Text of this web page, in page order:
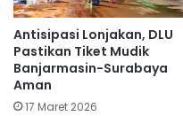
Antisipasi Lonjakan, DLU
Pastikan Tiket Mudik
Banjarmasin-Surabaya
Aman
17 Maret 2026